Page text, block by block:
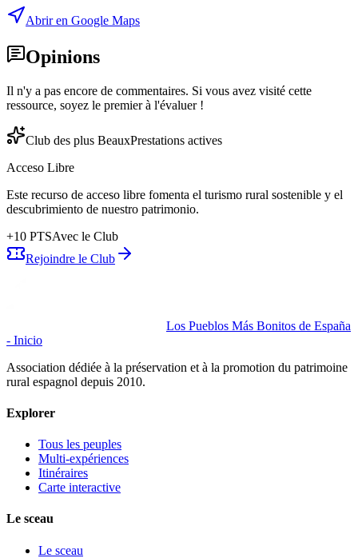
Abrir en Google Maps
Opinions
Il n'y a pas encore de commentaires. Si vous avez visité cette
ressource, soyez le premier à l'évaluer !
Club des plus BeauxPrestations actives
Acceso Libre
Este recurso de acceso libre fomenta el turismo rural sostenible y el
descubrimiento de nuestro patrimonio.
+10 PTSAvec le Club
Rejoindre le Club
Los Pueblos Más Bonitos de España
- Inicio
Association dédiée à la préservation et à la promotion du patrimoine
rural espagnol depuis 2010.
Explorer
Tous les peuples
Multi-expériences
Itinéraires
Carte interactive
Le sceau
Le sceau